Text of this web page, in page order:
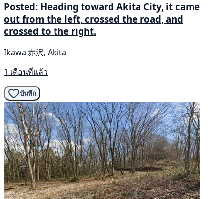
Posted: Heading toward Akita City, it came
out from the left, crossed the road, and
crossed to the right.
Ikawa 赤沢, Akita
1 เดือนที่แล้ว
บันทึก